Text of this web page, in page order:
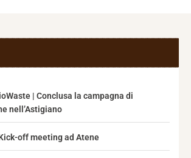
| Conclusa la campagna di
nell’Astigiano
off meeting ad Atene